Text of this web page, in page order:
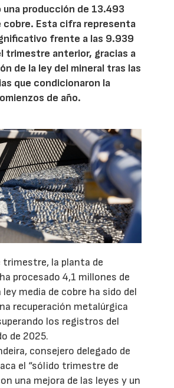
una producción de 13.493
cobre. Esta cifra representa
frente a las 9.939
trimestre anterior, gracias a
de la ley del mineral tras las
que condicionaron la
de año.
trimestre, la planta de
procesado 4,1 millones de
media de cobre ha sido del
recuperación metalúrgica
los registros del
de 2025.
consejero delegado de
el “sólido trimestre de
una mejora de las leyes y un